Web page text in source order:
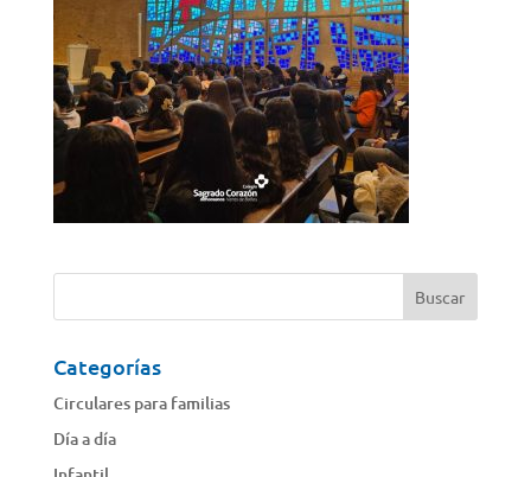
Categorías
Circulares para familias
Día a día